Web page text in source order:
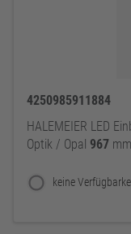
4250985911884
HALEMEIER LED
Optik / Opal 967 mm
keine